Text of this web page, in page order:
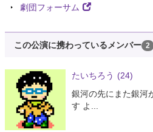
劇団フォーサム
この公演に携わっているメンバー 2
たいちろう (24)
銀河の先にまた銀河
す よ...